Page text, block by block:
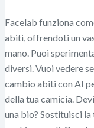
Facelab funziona
abiti, offrendoti un
mano. Puoi
diversi. Vuoi vedere
cambio abiti con AI
della tua camicia.
una bio? Sostituisci